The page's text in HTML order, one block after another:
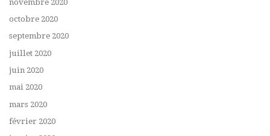
novembre 2020
octobre 2020
septembre 2020
juillet 2020
juin 2020
mai 2020
mars 2020
février 2020